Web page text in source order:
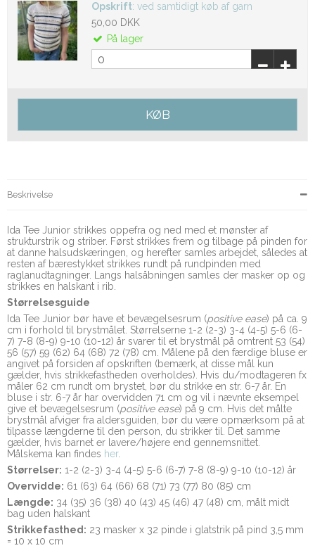
Opskrift: ved samtidigt køb af garn
50,00 DKK
På lager
KØB
Beskrivelse
Ida Tee Junior strikkes oppefra og ned med et mønster af
strukturstrik og striber. Først strikkes frem og tilbage på pinden for
at danne halsudskæringen, og herefter samles arbejdet, således at
resten af bærestykket strikkes rundt på rundpinden med
raglanudtagninger. Langs halsåbningen samles der masker op og
strikkes en halskant i rib.
Størrelsesguide
Ida Tee Junior bør have et bevægelsesrum (positive ease) på ca. 9
cm i forhold til brystmålet. Størrelserne 1-2 (2-3) 3-4 (4-5) 5-6 (6-
7) 7-8 (8-9) 9-10 (10-12) år svarer til et brystmål på omtrent 53 (54)
56 (57) 59 (62) 64 (68) 72 (78) cm. Målene på den færdige bluse er
angivet på forsiden af opskriften (bemærk, at disse mål kun
gælder, hvis strikkefastheden overholdes). Hvis du/modtageren fx
måler 62 cm rundt om brystet, bør du strikke en str. 6-7 år. En
bluse i str. 6-7 år har overvidden 71 cm og vil i nævnte eksempel
give et bevægelsesrum (positive ease) på 9 cm. Hvis det målte
brystmål afviger fra aldersguiden, bør du være opmærksom på at
tilpasse længderne til den person, du strikker til. Det samme
gælder, hvis barnet er lavere/højere end gennemsnittet.
Målskema kan findes her.
Størrelser: 1-2 (2-3) 3-4 (4-5) 5-6 (6-7) 7-8 (8-9) 9-10 (10-12) år
Overvidde: 61 (63) 64 (66) 68 (71) 73 (77) 80 (85) cm
Længde: 34 (35) 36 (38) 40 (43) 45 (46) 47 (48) cm, målt midt
bag uden halskant
Strikkefasthed: 23 masker x 32 pinde i glatstrik på pind 3,5 mm
= 10 x 10 cm